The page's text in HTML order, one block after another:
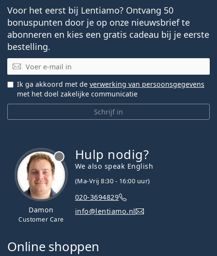
Veelgestelde vragen
Hoe lang kun je Acuvue Oasys Max 1-Day
Multifocal for Astigmatism dragen?
Kun je slapen met Acuvue Oasys Max 1-Day
Multifocal for Astigmatism?
Het is een medisch hulpmiddel. Lees de instructies
voor gebruik.
Voor het eerst bij Lentiamo? Ontvang 50
bonuspunten door je op onze nieuwsbrief te
abonneren en kies een gratis cadeau bij je eerste
bestelling.
E-mail
Schrijf in
Ik ga akkoord met de verwerking van persoonsgegevens
met het doel zakelijke communicatie
Damon
Customer Care
Hulp nodig?
We also speak English
(Ma-Vrij 8:30 - 16:00 uur)
020-3694829
info@lentiamo.nl
Online shoppen